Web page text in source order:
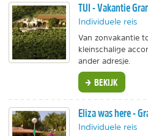
TUI - Vakantie
Individuele reis
Van zonvakantie
kleinschalige
ander adresje.
BEKIJK
Eliza was here -
Individuele reis